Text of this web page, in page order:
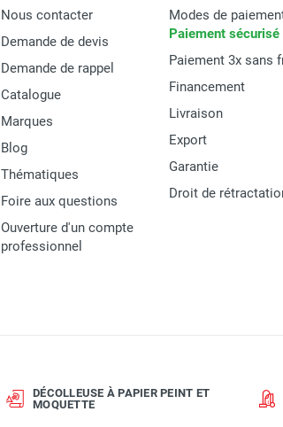
Nous contacter
Demande de devis
Demande de rappel
Catalogue
Marques
Blog
Thématiques
Foire aux questions
Ouverture d'un compte
professionnel
Modes de
Paiement sécurisé
Paiement 3x sans
Financement
Livraison
Export
Garantie
Droit de
DÉCOLLEUSE À PAPIER PEINT ET
MOQUETTE